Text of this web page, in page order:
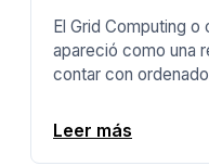
El Grid Computing o
apareció como una
contar con
Leer más